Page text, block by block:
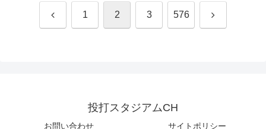
前 1 2 3 576 次
投打スタジアムCH
お問い合わせ サイトポリシー